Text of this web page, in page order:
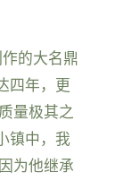
的大名鼎
四年，更
量极其之
镇中，我
为他继承